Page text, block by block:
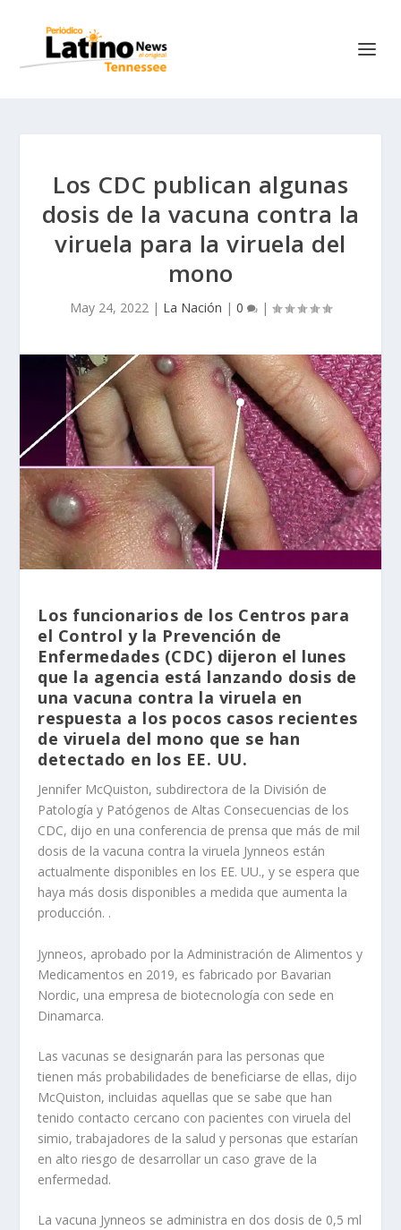
Los CDC publican algunas
dosis de la vacuna contra la
viruela para la viruela del
mono
May 24, 2022 | La Nación | 0 |
Los funcionarios de los Centros para
el Control y la Prevención de
Enfermedades (CDC) dijeron el lunes
que la agencia está lanzando dosis de
una vacuna contra la viruela en
respuesta a los pocos casos recientes
de viruela del mono que se han
detectado en los EE. UU.
Jennifer McQuiston, subdirectora de la División de
Patología y Patógenos de Altas Consecuencias de los
CDC, dijo en una conferencia de prensa que más de mil
dosis de la vacuna contra la viruela Jynneos están
actualmente disponibles en los EE. UU., y se espera que
haya más dosis disponibles a medida que aumenta la
producción. .
Jynneos, aprobado por la Administración de Alimentos y
Medicamentos en 2019, es fabricado por Bavarian
Nordic, una empresa de biotecnología con sede en
Dinamarca.
Las vacunas se designarán para las personas que
tienen más probabilidades de beneficiarse de ellas, dijo
McQuiston, incluidas aquellas que se sabe que han
tenido contacto cercano con pacientes con viruela del
simio, trabajadores de la salud y personas que estarían
en alto riesgo de desarrollar un caso grave de la
enfermedad.
La vacuna Jynneos se administra en dos dosis de 0,5 ml